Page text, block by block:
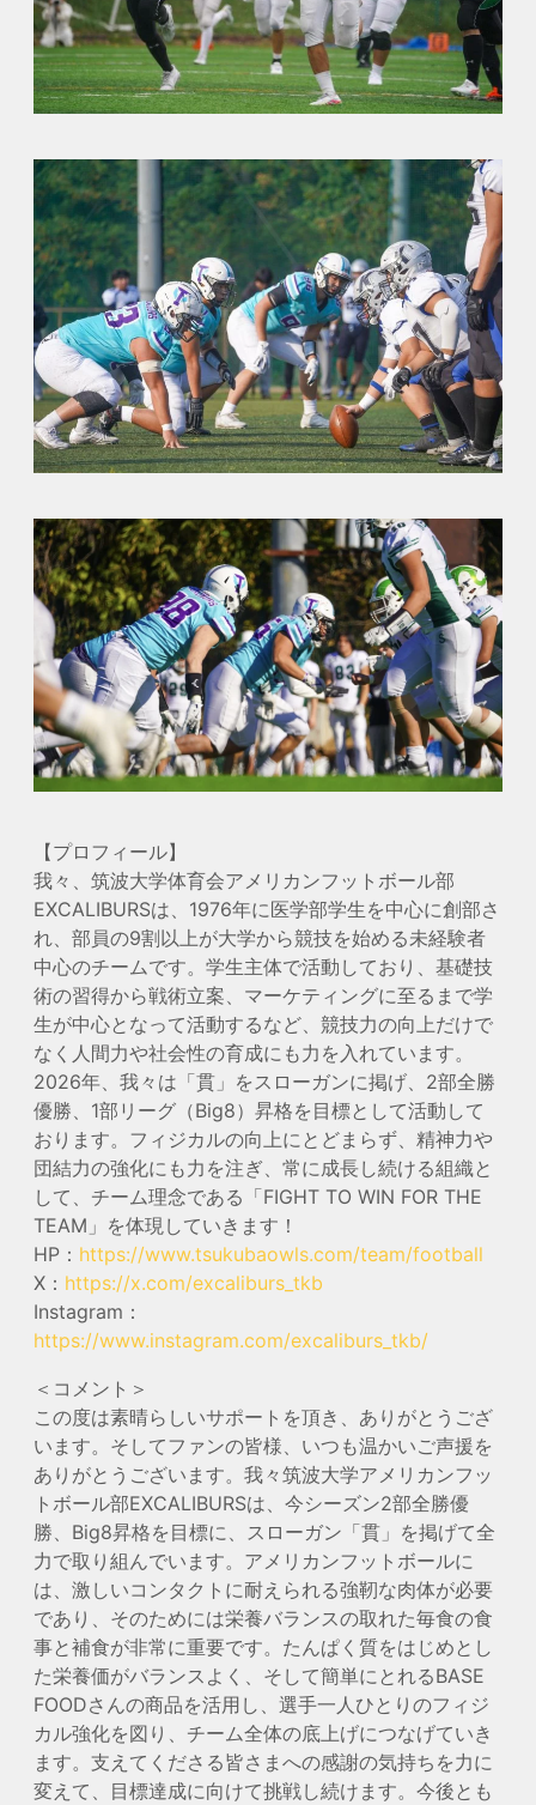
【プロフィール】
我々、筑波大学体育会アメリカンフットボール部
EXCALIBURSは、1976年に医学部学生を中心に創部さ
れ、部員の9割以上が大学から競技を始める未経験者
中心のチームです。学生主体で活動しており、基礎技
術の習得から戦術立案、マーケティングに至るまで学
生が中心となって活動するなど、競技力の向上だけで
なく人間力や社会性の育成にも力を入れています。
2026年、我々は「貫」をスローガンに掲げ、2部全勝
優勝、1部リーグ（Big8）昇格を目標として活動して
おります。フィジカルの向上にとどまらず、精神力や
団結力の強化にも力を注ぎ、常に成長し続ける組織と
して、チーム理念である「FIGHT TO WIN FOR THE
TEAM」を体現していきます！
HP： https://www.tsukubaowls.com/team/football
X： https://x.com/excaliburs_tkb
Instagram：
https://www.instagram.com/excaliburs_tkb/
＜コメント＞
この度は素晴らしいサポートを頂き、ありがとうござ
います。そしてファンの皆様、いつも温かいご声援を
ありがとうございます。我々筑波大学アメリカンフッ
トボール部EXCALIBURSは、今シーズン2部全勝優
勝、Big8昇格を目標に、スローガン「貫」を掲げて全
力で取り組んでいます。アメリカンフットボールに
は、激しいコンタクトに耐えられる強靭な肉体が必要
であり、そのためには栄養バランスの取れた毎食の食
事と補食が非常に重要です。たんぱく質をはじめとし
た栄養価がバランスよく、そして簡単にとれるBASE
FOODさんの商品を活用し、選手一人ひとりのフィジ
カル強化を図り、チーム全体の底上げにつなげていき
ます。支えてくださる皆さまへの感謝の気持ちを力に
変えて、目標達成に向けて挑戦し続けます。今後とも